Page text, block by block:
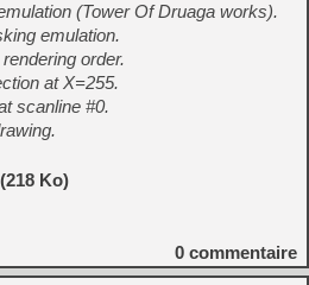
(Tower Of Druaga works).
emulation.
order.
at X=255.
scanline #0.
Ko)
0 commentaire